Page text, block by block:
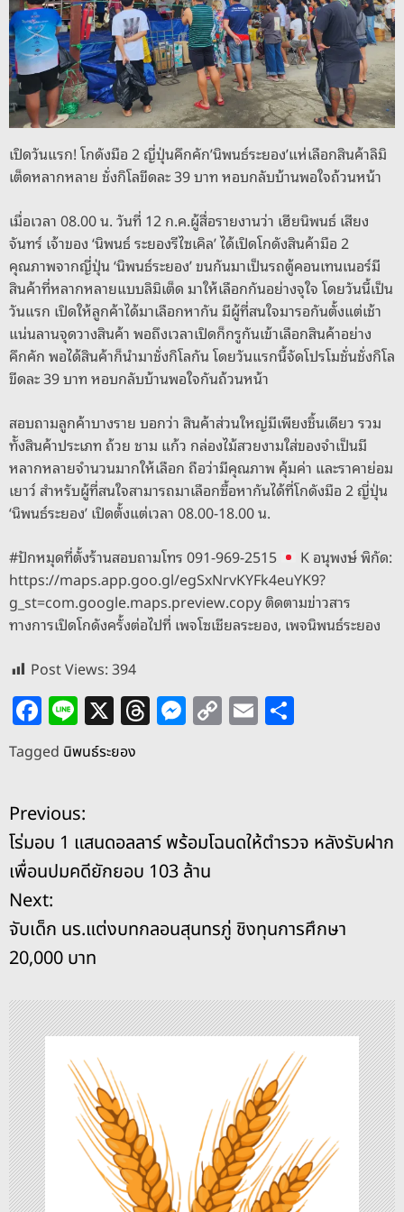
k
เปิดวันแรก! โกดังมือ 2 ญี่ปุ่นคึกคัก’นิพนธ์ระยอง’แห่เลือกสินค้าลิมิ
เต็ดหลากหลาย ชั่งกิโลขีดละ 39 บาท หอบกลับบ้านพอใจถ้วนหน้า
เมื่อเวลา 08.00 น. วันที่ 12 ก.ค.ผู้สื่อรายงานว่า เฮียนิพนธ์ เสียง
จันทร์ เจ้าของ ‘นิพนธ์ ระยองรีไซเคิล’ ได้เปิดโกดังสินค้ามือ 2
คุณภาพจากญี่ปุ่น ‘นิพนธ์ระยอง’ ขนกันมาเป็นรถตู้คอนเทนเนอร์มี
สินค้าที่หลากหลายแบบลิมิเต็ด มาให้เลือกกันอย่างจุใจ โดยวันนี้เป็น
วันแรก เปิดให้ลูกค้าได้มาเลือกหากัน มีผู้ที่สนใจมารอกันตั้งแต่เช้า
แน่นลานจุดวางสินค้า พอถึงเวลาเปิดก็กรูกันเข้าเลือกสินค้าอย่าง
คึกคัก พอได้สินค้าก็นำมาชั่งกิโลกัน โดยวันแรกนี้จัดโปรโมชั่นชั่งกิโล
ขีดละ 39 บาท หอบกลับบ้านพอใจกันถ้วนหน้า
สอบถามลูกค้าบางราย บอกว่า สินค้าส่วนใหญ่มีเพียงชิ้นเดียว รวม
ทัังสินค้าประเภท ถ้วย ชาม แก้ว กล่องไม้สวยงามใส่ของจำเป็นมี
หลากหลายจำนวนมากให้เลือก ถือว่ามีคุณภาพ คุ้มค่า และราคาย่อม
เยาว์ สำหรับผู้ที่สนใจสามารถมาเลือกซื้อหากันได้ที่โกดังมือ 2 ญี่ปุ่น
‘นิพนธ์ระยอง’ เปิดตั้งแต่เวลา 08.00-18.00 น.
#ปักหมุดที่ตั้งร้านสอบถามโทร 091-969-2515
K อนุพงษ์ พิกัด:
https://maps.app.goo.gl/egSxNrvKYFk4euYK9?
g_st=com.google.maps.preview.copy ติดตามข่าวสาร
ทางการเปิดโกดังครั้งต่อไปที่ เพจโซเชียลระยอง, เพจนิพนธ์ระยอง
Post Views:394
F
a
c
e
b
o
o
k
Li
n
e
X T
h
d
s
M
e
n
g
er
C
o
Li
n
E
m
Tagged นิพนธ์ระยอง
แ
น
ะ
แ
น
ว
เ
รื่
อ
Previous:
โร่มอบ 1 แสนดอลลาร์ พร้อมโฉนดให้ตำรวจ หลังรับฝาก
เพื่อนปมคดียักยอบ 103 ล้าน
Next:
จับเด็ก นร.แต่งบทกลอนสุนทรภู่ ชิงทุนการศึกษา
20,000 บาท